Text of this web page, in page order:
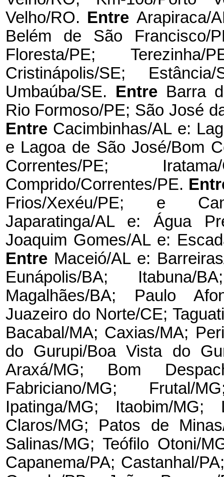
Velho/RO. EntreArapiraca/
Belém de São Francisco/
Floresta/PE;
Cristinápolis/SE;
Umbaúba/SE. Entre Barra
Rio Formoso/PE; São José
Entre Cacimbinhas/AL e:
e Lagoa de São José/Bom
Correntes/PE;
Comprido/Correntes/PE.
Frios/Xexéu/PE; e
Japaratinga/AL e: Água
Joaquim Gomes/AL e:
Entre Maceió/AL e:
Eunápolis/BA;
Magalhães/BA; Paulo
Juazeiro do Norte/CE;
Bacabal/MA; Caxias/MA;
do Gurupi/Boa Vista do
Araxá/MG; Bom
Fabriciano/MG; Frutal/
Ipatinga/MG; Itaobim/MG;
Claros/MG; Patos de
Salinas/MG; Teófilo Otoni/
Capanema/PA; Castanhal/